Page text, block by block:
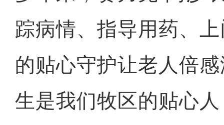
踪病情、指导用药、
的贴心守护让老人倍
生是我们牧区的贴心